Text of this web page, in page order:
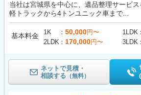
当社は宮城県を中心に、遺品整理サービス
軽トラックから4トンユニック車まで...
基本料金 1K 50,000円〜 1LDK
2LDK
170,000円〜 3LDK
ネットで見積・
相談する （無料）